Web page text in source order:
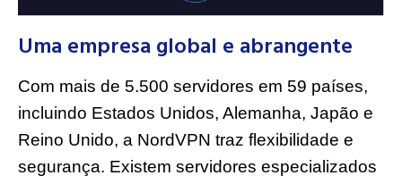
Uma empresa global e abrangente
Com mais de 5.500 servidores em 59 países,
incluindo Estados Unidos, Alemanha, Japão e
Reino Unido, a NordVPN traz flexibilidade e
segurança. Existem servidores especializados